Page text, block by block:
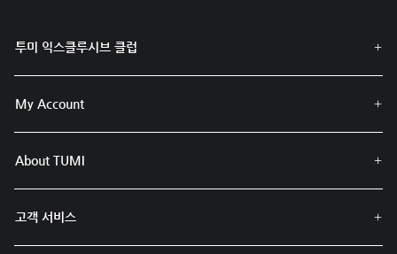
투미 익스클루시브 클럽
My Account
About TUMI
고객 서비스